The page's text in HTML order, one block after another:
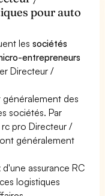
pour auto
lessociétés
entrepreneurs
Directeur /
des
sociétés. Par
pro Directeur /
généralement
assurance RC
logistiques